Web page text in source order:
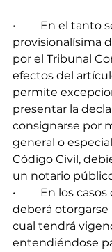
•	En el tanto se mantenga la medida cautelar
provisionalísima
por el Tribunal
efectos del
permite
presentar la
consignarse por
general o
Código Civil,
un notario
•	En los casos que se utilice un poder especial,
deberá otorgarse
cual tendrá
entendiéndose